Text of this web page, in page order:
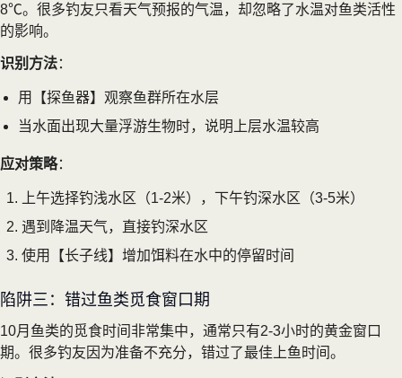
8℃。很多钓友只看天气预报的气温，却忽略了水温对鱼类活性
的影响。
识别方法：
用【探鱼器】观察鱼群所在水层
当水面出现大量浮游生物时，说明上层水温较高
应对策略：
上午选择钓浅水区（1-2米），下午钓深水区（3-5米）
遇到降温天气，直接钓深水区
使用【长子线】增加饵料在水中的停留时间
陷阱三：错过鱼类觅食窗口期
10月鱼类的觅食时间非常集中，通常只有2-3小时的黄金窗口
期。很多钓友因为准备不充分，错过了最佳上鱼时间。